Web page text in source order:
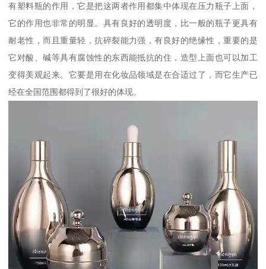
有塑料瓶的作用，它是把这两者作用都集中体现在压力瓶子上面，
它的作用也非常的明显。具有良好的透明度，比一般的瓶子更具有
耐老性，而且重量轻，抗碎裂能力强，有良好的绝缘性，重要的是
它对酸、碱等具有腐蚀性的东西能抵抗的住，造型上面也可以加工
变得美观起来。它要是用在化妆品领域是在合适过了，而它生产已
经在全国范围都得到了很好的体现。